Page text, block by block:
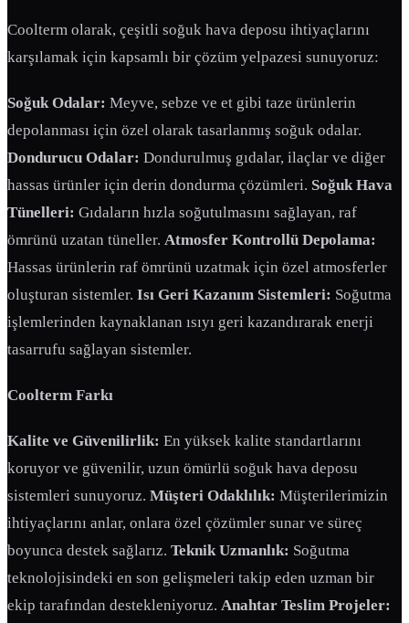
Coolterm olarak, çeşitli soğuk hava deposu ihtiyaçlarını
karşılamak için kapsamlı bir çözüm yelpazesi sunuyoruz:
Soğuk Odalar: Meyve, sebze ve et gibi taze ürünlerin
depolanması için özel olarak tasarlanmış soğuk odalar.
Dondurucu Odalar: Dondurulmuş gıdalar, ilaçlar ve diğer
hassas ürünler için derin dondurma çözümleri. Soğuk Hava
Tünelleri: Gıdaların hızla soğutulmasını sağlayan, raf
ömrünü uzatan tüneller. Atmosfer Kontrollü Depolama:
Hassas ürünlerin raf ömrünü uzatmak için özel atmosferler
oluşturan sistemler. Isı Geri Kazanım Sistemleri: Soğutma
işlemlerinden kaynaklanan ısıyı geri kazandırarak enerji
tasarrufu sağlayan sistemler.
Coolterm Farkı
Kalite ve Güvenilirlik: En yüksek kalite standartlarını
koruyor ve güvenilir, uzun ömürlü soğuk hava deposu
sistemleri sunuyoruz. Müşteri Odaklılık: Müşterilerimizin
ihtiyaçlarını anlar, onlara özel çözümler sunar ve süreç
boyunca destek sağlarız. Teknik Uzmanlık: Soğutma
teknolojisindeki en son gelişmeleri takip eden uzman bir
ekip tarafından destekleniyoruz. Anahtar Teslim Projeler: